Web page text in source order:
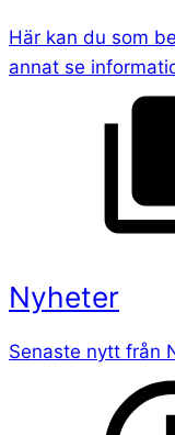
Här kan du som
annat se
Nyheter
Senaste nytt från